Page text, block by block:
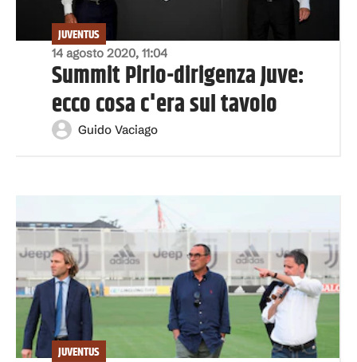
14 agosto 2020, 11:04
JUVENTUS
Summit Pirlo-dirigenza Juve:
ecco cosa c'era sul tavolo
Guido Vaciago
JUVENTUS